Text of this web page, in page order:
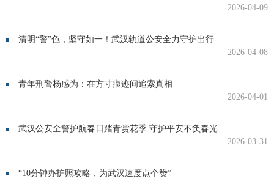
2026-04-09
清明“警”色，坚守如一！武汉轨道公安全力守护出行平安
2026-04-08
青年刑警杨感为：在方寸痕迹间追索真相
2026-04-01
武汉公安全警护航春日踏青赏花季 守护平安不负春光
2026-03-31
“10分钟办护照攻略，为武汉速度点个赞”